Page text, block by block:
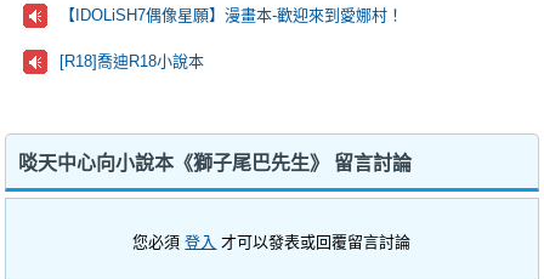
【IDOLiSH7偶像星願】漫畫本-歡迎來到愛娜村！
[R18]喬迪R18小說本
啖天中心向小說本《獅子尾巴先生》 留言討論
您必須登入 才可以發表或回覆留言討論